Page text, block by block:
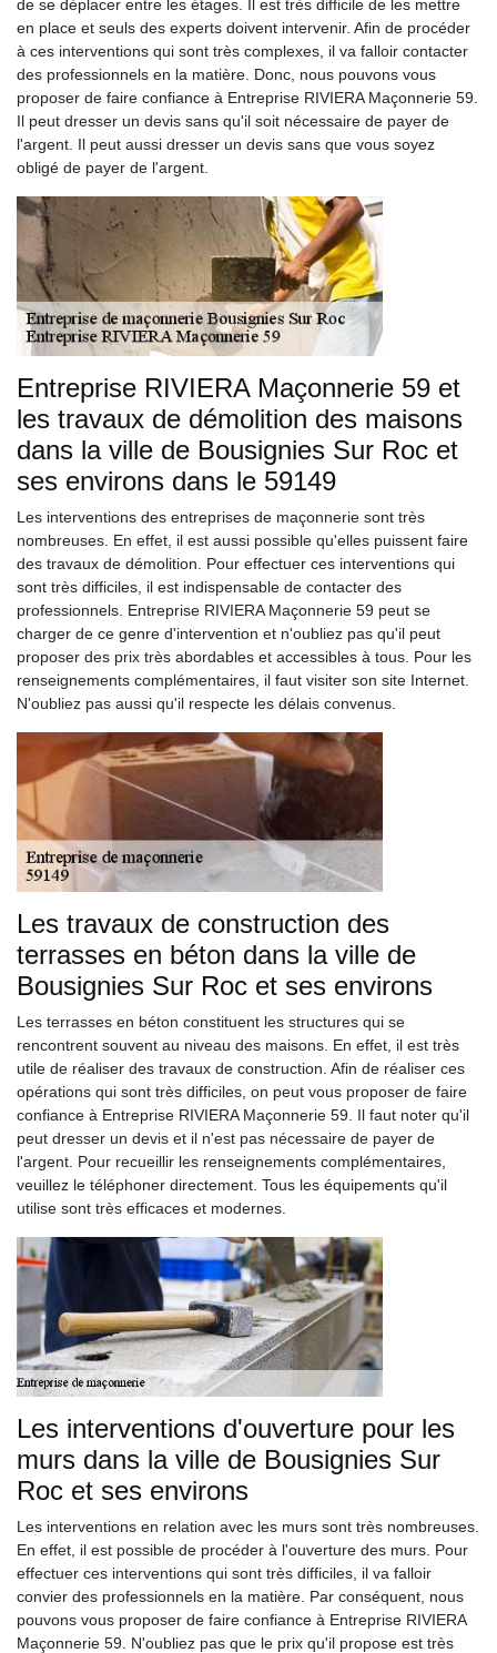
de se déplacer entre les étages. Il est très difficile de les mettre
en place et seuls des experts doivent intervenir. Afin de procéder
à ces interventions qui sont très complexes, il va falloir contacter
des professionnels en la matière. Donc, nous pouvons vous
proposer de faire confiance à Entreprise RIVIERA Maçonnerie 59.
Il peut dresser un devis sans qu'il soit nécessaire de payer de
l'argent. Il peut aussi dresser un devis sans que vous soyez
obligé de payer de l'argent.
Entreprise RIVIERA Maçonnerie 59 et
les travaux de démolition des maisons
dans la ville de Bousignies Sur Roc et
ses environs dans le 59149
Les interventions des entreprises de maçonnerie sont très
nombreuses. En effet, il est aussi possible qu'elles puissent faire
des travaux de démolition. Pour effectuer ces interventions qui
sont très difficiles, il est indispensable de contacter des
professionnels. Entreprise RIVIERA Maçonnerie 59 peut se
charger de ce genre d'intervention et n'oubliez pas qu'il peut
proposer des prix très abordables et accessibles à tous. Pour les
renseignements complémentaires, il faut visiter son site Internet.
N'oubliez pas aussi qu'il respecte les délais convenus.
Les travaux de construction des
terrasses en béton dans la ville de
Bousignies Sur Roc et ses environs
Les terrasses en béton constituent les structures qui se
rencontrent souvent au niveau des maisons. En effet, il est très
utile de réaliser des travaux de construction. Afin de réaliser ces
opérations qui sont très difficiles, on peut vous proposer de faire
confiance à Entreprise RIVIERA Maçonnerie 59. Il faut noter qu'il
peut dresser un devis et il n'est pas nécessaire de payer de
l'argent. Pour recueillir les renseignements complémentaires,
veuillez le téléphoner directement. Tous les équipements qu'il
utilise sont très efficaces et modernes.
Les interventions d'ouverture pour les
murs dans la ville de Bousignies Sur
Roc et ses environs
Les interventions en relation avec les murs sont très nombreuses.
En effet, il est possible de procéder à l'ouverture des murs. Pour
effectuer ces interventions qui sont très difficiles, il va falloir
convier des professionnels en la matière. Par conséquent, nous
pouvons vous proposer de faire confiance à Entreprise RIVIERA
Maçonnerie 59. N'oubliez pas que le prix qu'il propose est très